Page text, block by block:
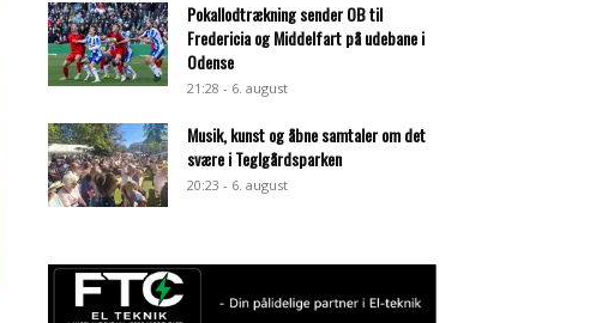
Pokallodtrækning sender OB til
Fredericia og Middelfart på udebane i
Odense
21:28 - 6. august
Musik, kunst og åbne samtaler om det
svære i Teglgårdsparken
20:23 - 6. august